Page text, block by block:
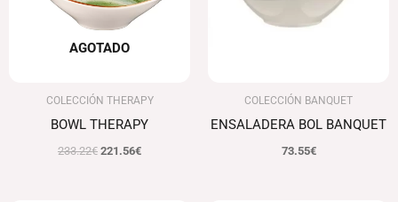
AGOTADO
COLECCIÓN THERAPY
BOWL THERAPY
233.22€ 221.56€
COLECCIÓN BANQUET
ENSALADERA BOL BANQUET
73.55€